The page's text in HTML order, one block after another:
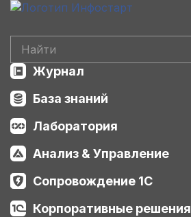
Журнал
База знаний
Лаборатория
Анализ & Управление
Сопровождение 1С
Корпоративные решения